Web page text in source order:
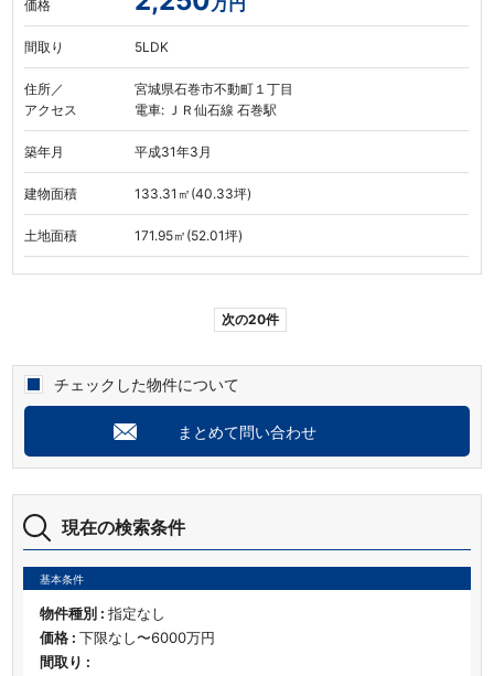
現在の検索条件
基本条件
物件種別 : 指定なし
価格 : 下限なし〜6000万円
間取り :
価格
間取り 5LDK
住所／
アクセス
宮城県石巻市不動町１丁目
電車: ＪＲ仙石線 石巻駅
築年月 平成31年3月
建物面積 133.31㎡(40.33坪)
土地面積 171.95㎡(52.01坪)
次の20件
チェックした物件について
まとめて問い合わせ